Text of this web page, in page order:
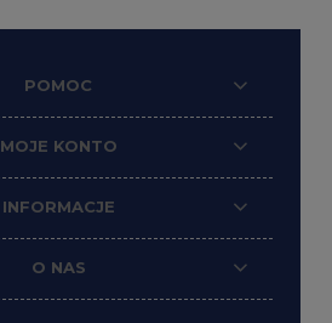
POMOC
MOJE KONTO
INFORMACJE
O NAS